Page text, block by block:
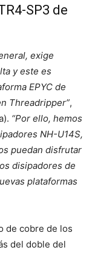
SP3 de
exige
y este es
EPYC de
Threadripper”,
“Por ello, hemos
NH-U14S,
puedan disfrutar
disipadores de
plataformas
de cobre de los
del doble del